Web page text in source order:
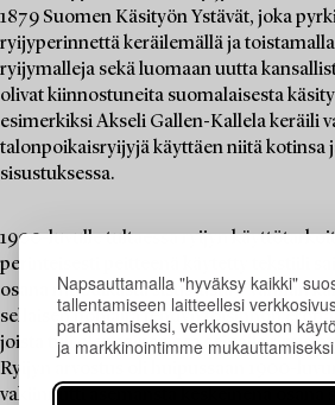
Napsauttamalla "hyväksy kaikki"
tallentamiseen laitteellesi
parantamiseksi, verkkosivuston
ja markkinointimme
1879 Suomen Käsityön Ystävät, joka
ryijyperinnettä keräilemällä ja
ryijymalleja sekä luomaan uutta
olivat kiinnostuneita suomalaisesta
esimerkiksi Akseli Gallen-Kallela keräili
talonpoikaisryijyjä käyttäen niitä kotinsa
sisustuksessa.
1900-luvulle tultaessa ryijyn
perinteisesti peitteenä käytetty tekstiili
osana muodikasta sisustusta – vanhan
sellaisen pohjalta tehdyn toisinnon
joista tuli olennainen osa seinälle
Ryijyn arvostus oli huipussaan 1900-
vakiinnutti asemansta keskeinenä osana